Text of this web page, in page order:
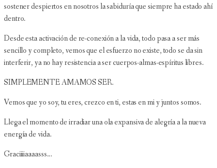
sostener despiertos en nosotros la sabiduría que siempre ha estado ahí
dentro.
Desde esta activación de re-conexión a la vida, todo pasa a ser más
sencillo y completo, vemos que el esfuerzo no existe, todo se da sin
interferir, ya no hay resistencia a ser cuerpos-almas-espíritus libres.
SIMPLEMENTE AMAMOS SER.
Vemos que yo soy, tu eres, crezco en ti, estas en mi y juntos somos.
Llega el momento de irradiar una ola expansiva de alegría a la nueva
energía de vida.
Graciiiiaaaasss...